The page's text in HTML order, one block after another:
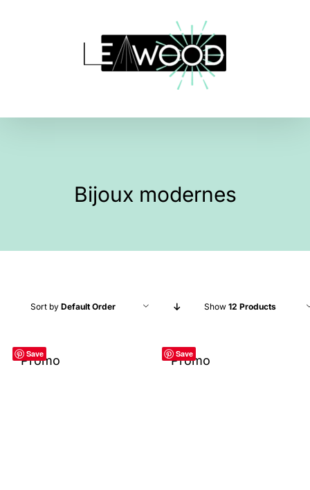
Bijoux modernes
Sort by Default Order Show 12 Products
Save
Promo Save
Promo